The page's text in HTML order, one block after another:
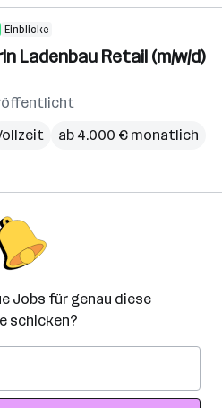
Einblicke
Ladenbau Retail (m/w/d)
ab 4.000 € monatlich
Jobs für genau diese
schicken?